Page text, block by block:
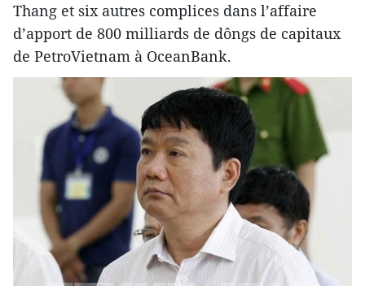
Thang et six autres complices dans l’affaire
d’apport de 800 milliards de dôngs de capitaux
de PetroVietnam à OceanBank.